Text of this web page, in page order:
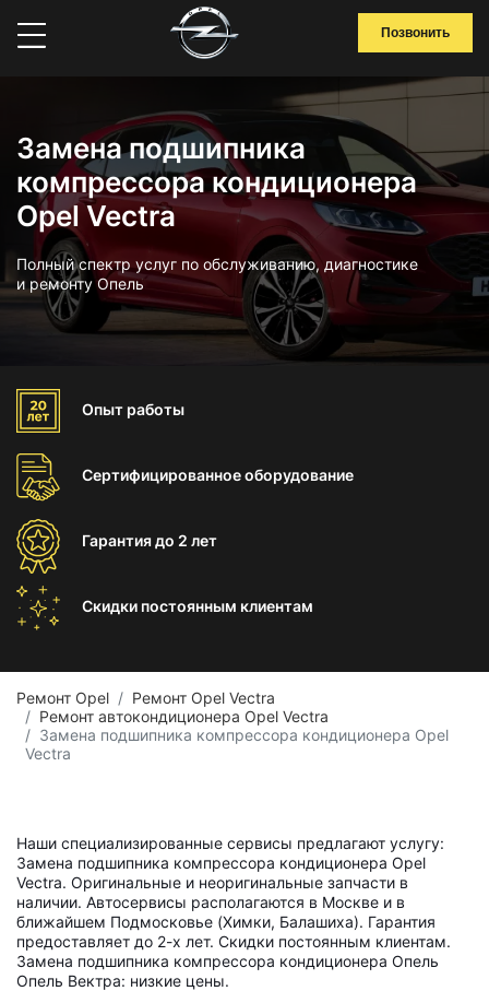
Позвонить
Замена подшипника
компрессора кондиционера
Opel Vectra
Полный спектр услуг по обслуживанию, диагностике
и ремонту Опель
Опыт работы
Сертифицированноеоборудование
Гарантиядо 2 лет
Скидки постоянным клиентам
Ремонт Opel
Ремонт Opel Vectra
Ремонт автокондиционера Opel Vectra
Замена подшипника компрессора кондиционера Opel
Vectra
Наши специализированные сервисы предлагают услугу:
Замена подшипника компрессора кондиционера Opel
Vectra. Оригинальные и неоригинальные запчасти в
наличии. Автосервисы располагаются в Москве и в
ближайшем Подмосковье (Химки, Балашиха). Гарантия
предоставляет до 2-х лет. Скидки постоянным клиентам.
Замена подшипника компрессора кондиционера Опель
Опель Вектра: низкие цены.